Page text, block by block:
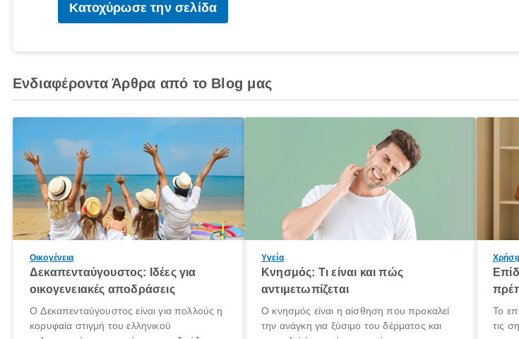
Κατοχύρωσε την σελίδα
Ενδιαφέροντα Άρθρα από το Blog μας
Οικογένεια
Δεκαπενταύγουστος: Ιδέες για
οικογενειακές αποδράσεις
Ο Δεκαπενταύγουστος είναι για πολλούς η
κορυφαία στιγμή του ελληνικού
Υγεία
Κνησμός: Τι είναι και πώς
αντιμετωπίζεται
Ο κνησμός είναι η αίσθηση που προκαλεί
την ανάγκη για ξύσιμο του δέρματος και
Το
τις